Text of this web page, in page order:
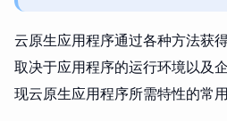
云原生应用程序通过各种方法获
取决于应用程序的运行环境以及
现云原生应用程序所需特性的常